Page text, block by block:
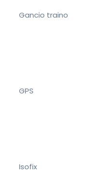
Gancio traino
GPS
Isofix